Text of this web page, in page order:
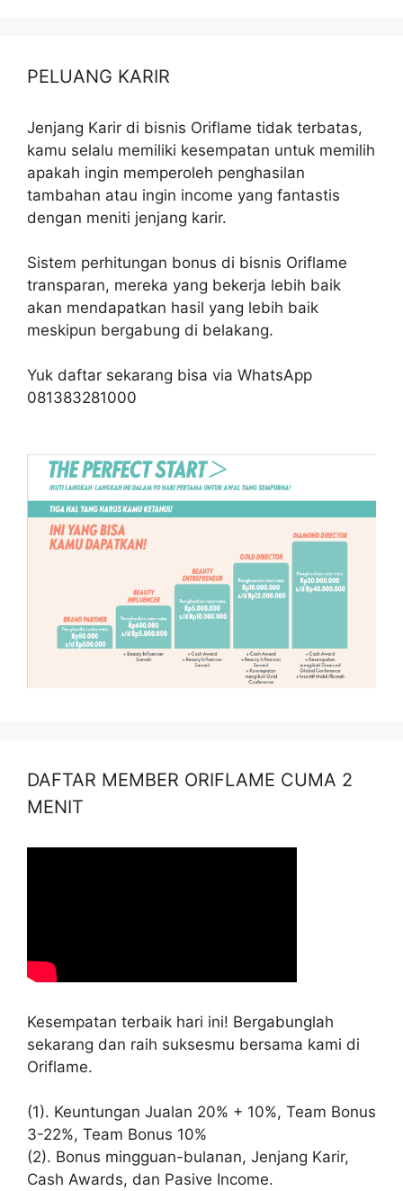
PELUANG KARIR
Jenjang Karir di bisnis Oriflame tidak terbatas,
kamu selalu memiliki kesempatan untuk memilih
apakah ingin memperoleh penghasilan
tambahan atau ingin income yang fantastis
dengan meniti jenjang karir.
Sistem perhitungan bonus di bisnis Oriflame
transparan, mereka yang bekerja lebih baik
akan mendapatkan hasil yang lebih baik
meskipun bergabung di belakang.
Yuk daftar sekarang bisa via WhatsApp
081383281000
DAFTAR MEMBER ORIFLAME CUMA 2
MENIT
Kesempatan terbaik hari ini! Bergabunglah
sekarang dan raih suksesmu bersama kami di
Oriflame.
(1). Keuntungan Jualan 20% + 10%, Team Bonus
3-22%, Team Bonus 10%
(2). Bonus mingguan-bulanan, Jenjang Karir,
Cash Awards, dan Pasive Income.